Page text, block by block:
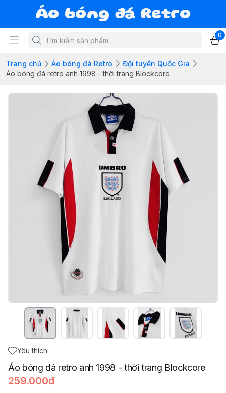
Áo bóng đá Retro
0
Trang chủ Áo bóng đá Retro
Đội tuyển Quốc Gia
Áo bóng đá retro anh 1998 - thời trang Blockcore
Yêu thích
Áo bóng đá retro anh 1998 - thời trang Blockcore
259.000đ